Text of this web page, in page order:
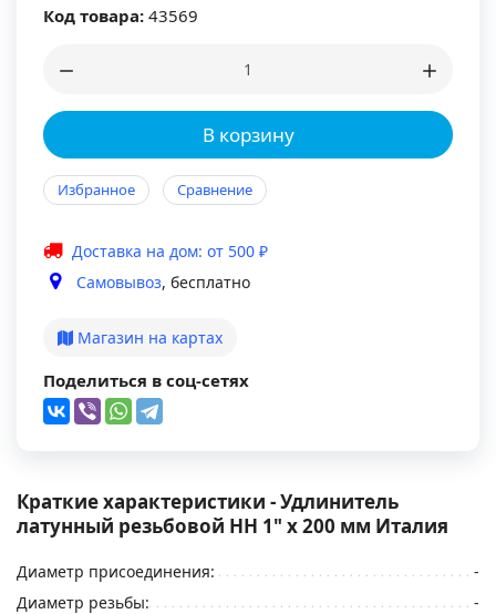
Код товара: 43569
В корзину
Избранное Сравнение
Доставка на дом: от 500 ₽
Самовывоз, бесплатно
Магазин на картах
Поделиться в соц-сетях
Краткие характеристики - Удлинитель
латунный резьбовой НН 1" x 200 мм Италия
Диаметр присоединения:
-
Диаметр резьбы:
-